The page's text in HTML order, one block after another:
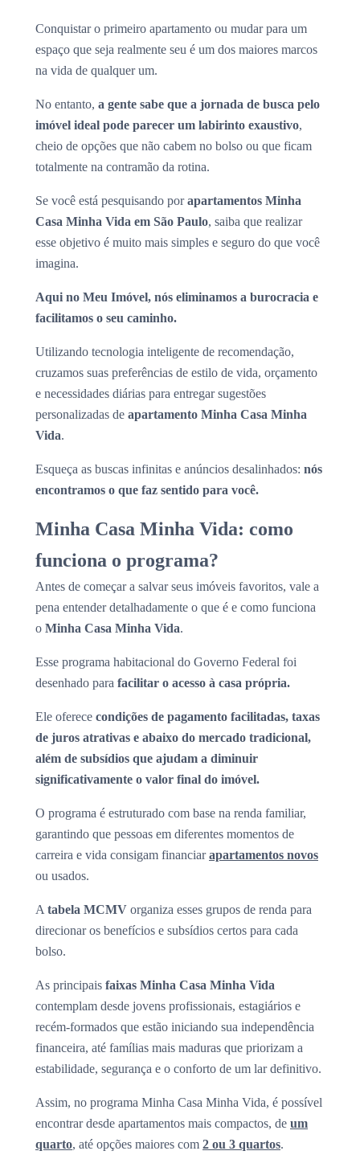
Conquistar o primeiro apartamento ou mudar para um
espaço que seja realmente seu é um dos maiores marcos
na vida de qualquer um.
No entanto, a gente sabe que a jornada de busca pelo
imóvel ideal pode parecer um labirinto exaustivo,
cheio de opções que não cabem no bolso ou que ficam
totalmente na contramão da rotina.
Se você está pesquisando porapartamentos Minha
Casa Minha Vida em São Paulo, saiba que realizar
esse objetivo é muito mais simples e seguro do que você
imagina.
Aqui no Meu Imóvel, nós eliminamos a burocracia e
facilitamos o seu caminho.
Utilizando tecnologia inteligente de recomendação,
cruzamos suas preferências de estilo de vida, orçamento
e necessidades diárias para entregar sugestões
personalizadas de apartamento Minha Casa Minha
Vida.
Esqueça as buscas infinitas e anúncios desalinhados: nós
encontramos o que faz sentido para você.
Minha Casa Minha Vida: como
funciona o programa?
Antes de começar a salvar seus imóveis favoritos, vale a
pena entender detalhadamente o que é e como funciona
o Minha Casa Minha Vida.
Esse programa habitacional do Governo Federal foi
desenhado para facilitar o acesso à casa própria.
Ele oferece condições de pagamento facilitadas, taxas
de juros atrativas e abaixo do mercado tradicional,
além de subsídios que ajudam a diminuir
significativamente o valor final do imóvel.
O programa é estruturado com base na renda familiar,
garantindo que pessoas em diferentes momentos de
carreira e vida consigam financiarapartamentos novos
ou usados.
A tabela MCMV organiza esses grupos de renda para
direcionar os benefícios e subsídios certos para cada
bolso.
As principais faixas Minha Casa Minha Vida
contemplam desde jovens profissionais, estagiários e
recém-formados que estão iniciando sua independência
financeira, até famílias mais maduras que priorizam a
estabilidade, segurança e o conforto de um lar definitivo.
Assim, no programa Minha Casa Minha Vida, é possível
encontrar desde apartamentos mais compactos, de um
quarto, até opções maiores com 2 ou 3 quartos.